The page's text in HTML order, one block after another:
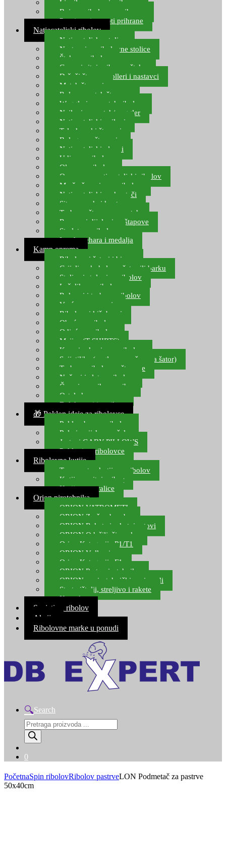
Ljepilo za crve i prihranu
Boje za ribolovnu prihranu
Provjereni recepti prihrane
Natjecateljski ribolov
Natjecateljske stolice
Nastavci za ribolovne stolice
Šteke za ribolov
Gume i sitni pribor za šteku
Držači štapova rolleri i nastavci
Match štapovi
Role za match štapove
Waggleri za match ribolov
Najloni za match/waggler
Natjecateljski najloni
Teleskopski štapovi
Bolognese štapovi
Natjecateljski plovci
Udice za ribolov
Olovo za ribolov
Oprema za natjecateljski ribolov
Mreže čuvarice za ribolov
Natjecateljski podmetači
Sito, posude i kante
Torbe za štapove – match
Rezervni dijelovi za štapove
Starlete za ribolov
Izrada pehara i medalja
Kamp oprema
Ribolovni šatori i bivvy
Grijalice, kuhala za šator ili barku
Stolice i stolovi za ribolov
Ležaljke za ribolov
Ruksaci i torbe za ribolov
Vreće za spavanje
Ribolovni kišobrani
Obuća za ribolov
Odjeća za ribolov
Majice (T-SHIRTS)
Kape i rukavice za ribolov
Svijetiljke (naglavne, ručne, za šator)
Torbe za ribolovne štapove
Noževi i alat za ribolov
Čamci za prihranu ribe
Ostala kamp oprema
Dalekozori i optika
🎁 Poklon ideje za ribolovce
Poklon bon za ribolov
Polarizacijske naočale
Jastuci GABY PILLOWS
Pokloni za ribolovce
Ribolovne kutije
Transportne kutije za ribolov
Kutije za sitni pribor
Kutije za varalice
Orion pirotehnika
ORION VATROMETI
ORION Zračne bombe
ORION Rakete i raketni setovi
ORION Odašiljači zvuka
Orion Kategorija P1/T1
ORION Vulkani
Orion Kategorija F1
ORION Party pirotehnika
ORION nepirotehnički proizvodi
Start pištolji, streljivo i rakete
Kontakt
Savjeti za ribolov
Akcija
Ribolovne marke u ponudi
Search
Products
search
0
PočetnaSpin ribolovRibolov pastrveLON Podmetač za pastrve
50x40cm